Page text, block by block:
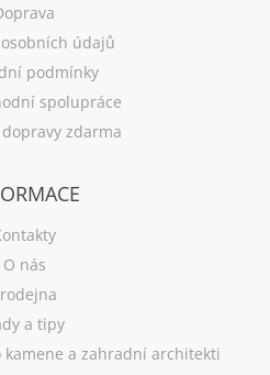
údajů
podmínky
spolupráce
zdarma
O nás
a tipy
a zahradní architekti